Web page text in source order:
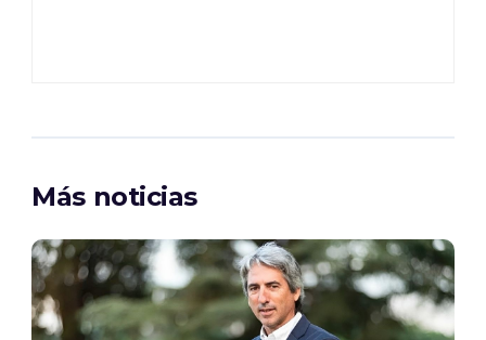
Más noticias